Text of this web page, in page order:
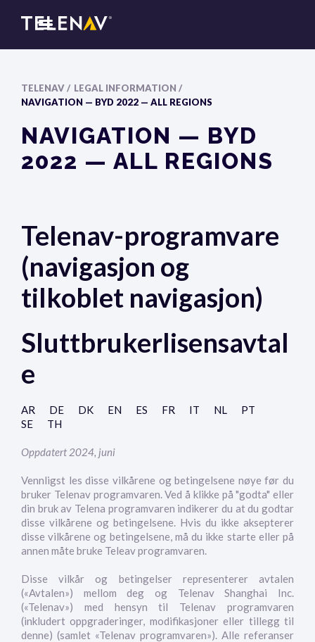
TELENAV / LEGAL INFORMATION /
NAVIGATION — BYD 2022 — ALL REGIONS
NAVIGATION — BYD
2022 — ALL REGIONS
Telenav-programvare
(navigasjon og
tilkoblet navigasjon)
Sluttbrukerlisensavtal
e
AR DE DK EN ES FR IT NL
PT
SE
TH
Oppdatert 2024, juni
Vennligst les disse vilkårene og betingelsene nøye før du
bruker Telenav programvaren. Ved å klikke på "godta" eller
din bruk av Telena programvaren indikerer du at du godtar
disse vilkårene og betingelsene. Hvis du ikke aksepterer
disse vilkårene og betingelsene, må du ikke starte eller på
annen måte bruke Teleav programvaren.
Disse vilkår og betingelser representerer avtalen
(«Avtalen») mellom deg og Telenav Shanghai Inc.
(«Telenav») med hensyn til Telenav programvaren
(inkludert oppgraderinger, modifikasjoner eller tillegg til
denne) (samlet «Telenav programvaren»). Alle referanser